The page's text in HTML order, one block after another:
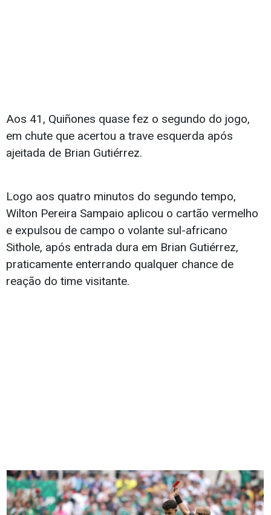
Aos 41, Quiñones quase fez o segundo do jogo,
em chute que acertou a trave esquerda após
ajeitada de Brian Gutiérrez.
Logo aos quatro minutos do segundo tempo,
Wilton Pereira Sampaio aplicou o cartão vermelho
e expulsou de campo o volante sul-africano
Sithole, após entrada dura em Brian Gutiérrez,
praticamente enterrando qualquer chance de
reação do time visitante.